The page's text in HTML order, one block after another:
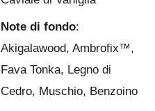
Note di fondo:
Akigalawood, Ambrofix™,
Fava Tonka, Legno di
Cedro, Muschio, Benzoino